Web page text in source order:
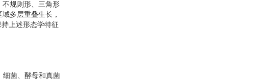
不规则形、三角形
多层重叠生长，
上述形态学特征
细菌、酵母和真菌